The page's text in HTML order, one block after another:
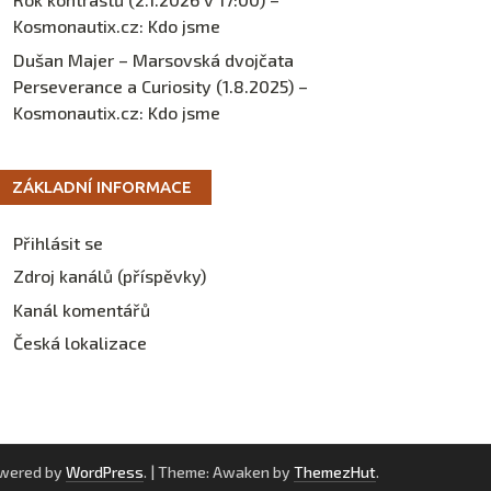
Kosmonautix.cz: Kdo jsme
Dušan Majer – Marsovská dvojčata
Perseverance a Curiosity (1.8.2025) –
Kosmonautix.cz: Kdo jsme
ZÁKLADNÍ INFORMACE
Přihlásit se
Zdroj kanálů (příspěvky)
Kanál komentářů
Česká lokalizace
by WordPress. | Theme: Awaken by ThemezHut.